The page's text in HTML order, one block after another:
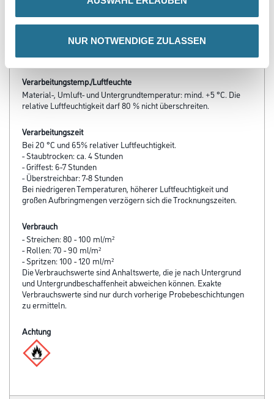
NUR NOTWENDIGE ZULASSEN
- Hohe Füllkraft
- Sehr gute Wetterbeständigkeit
- Beständig gegen haushaltsübliche Reinigungsmittel
Verarbeitungstemp./Luftfeuchte
Material-, Umluft- und Untergrundtemperatur: mind. +5 °C. Die
relative Luftfeuchtigkeit darf 80 % nicht überschreiten.
Verarbeitungszeit
Bei 20 °C und 65% relativer Luftfeuchtigkeit.
- Staubtrocken: ca. 4 Stunden
- Griffest: 6-7 Stunden
- Überstreichbar: 7-8 Stunden
Bei niedrigeren Temperaturen, höherer Luftfeuchtigkeit und
großen Aufbringmengen verzögern sich die Trocknungszeiten.
Verbrauch
- Streichen: 80 - 100 ml/m²
- Rollen: 70 - 90 ml/m²
- Spritzen: 100 - 120 ml/m²
Die Verbrauchswerte sind Anhaltswerte, die je nach Untergrund
und Untergrundbeschaffenheit abweichen können. Exakte
Verbrauchswerte sind nur durch vorherige Probebeschichtungen
zu ermitteln.
Achtung